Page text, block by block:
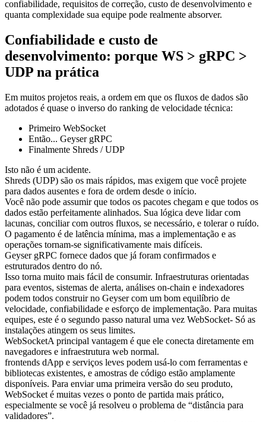
confiabilidade, requisitos de correção, custo de desenvolvimento e
quanta complexidade sua equipe pode realmente absorver.
Confiabilidade e custo de
desenvolvimento: porque WS > gRPC >
UDP na prática
Em muitos projetos reais, a ordem em que os fluxos de dados são
adotados é quase o inverso do ranking de velocidade técnica:
Primeiro WebSocket
Então... Geyser gRPC
Finalmente Shreds / UDP
Isto não é um acidente.
Shreds (UDP) são os mais rápidos, mas exigem que você projete
para dados ausentes e fora de ordem desde o início.
Você não pode assumir que todos os pacotes chegam e que todos os
dados estão perfeitamente alinhados. Sua lógica deve lidar com
lacunas, conciliar com outros fluxos, se necessário, e tolerar o ruído.
O pagamento é de latência mínima, mas a implementação e as
operações tornam-se significativamente mais difíceis.
Geyser gRPC fornece dados que já foram confirmados e
estruturados dentro do nó.
Isso torna muito mais fácil de consumir. Infraestruturas orientadas
para eventos, sistemas de alerta, análises on-chain e indexadores
podem todos construir no Geyser com um bom equilíbrio de
velocidade, confiabilidade e esforço de implementação. Para muitas
equipes, este é o segundo passo natural uma vez WebSocket- Só as
instalações atingem os seus limites.
WebSocketA principal vantagem é que ele conecta diretamente em
navegadores e infraestrutura web normal.
frontends dApp e serviços leves podem usá-lo com ferramentas e
bibliotecas existentes, e amostras de código estão amplamente
disponíveis. Para enviar uma primeira versão do seu produto,
WebSocket é muitas vezes o ponto de partida mais prático,
especialmente se você já resolveu o problema de “distância para
validadores”.